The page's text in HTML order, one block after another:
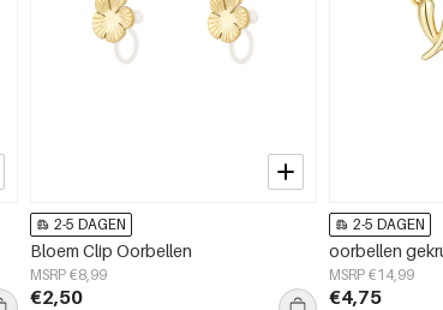
2-5 DAGEN
Bloem Clip Oorbellen
MSRP €8,99
€2,50
2-5 DAGEN
oorbellen
MSRP €14,99
€4,75